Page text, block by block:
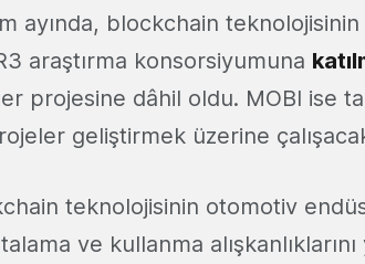
ayında, blockchain teknolojisinin
araştırma konsorsiyumuna
projesine dâhil oldu. MOBI ise
geliştirmek üzerine
teknolojisinin otomotiv
ve kullanma